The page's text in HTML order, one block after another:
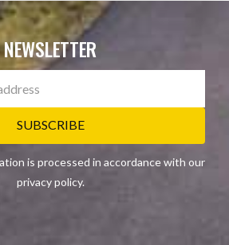
NEWSLETTER
SUBSCRIBE
is processed in accordance with our
privacy policy.